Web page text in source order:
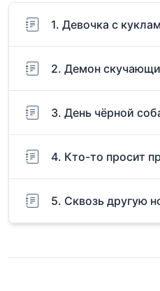
1. Девочка с
2. Демон
3. День чёрной
4. Кто-то просит
5. Сквозь другую